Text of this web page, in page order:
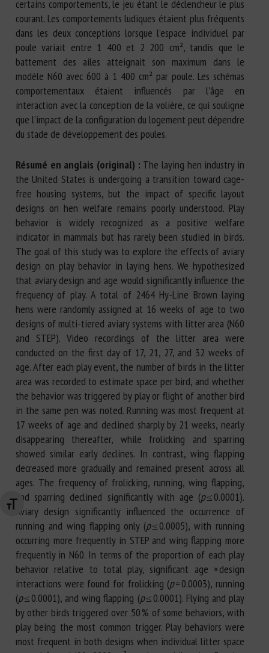
Changer la taille de la police
certains comportements, le jeu étant le déclencheur le plus
courant. Les comportements ludiques étaient plus fréquents
dans les deux conceptions lorsque l’espace individuel par
poule variait entre 1 400 et 2 200 cm², tandis que le
battement des ailes atteignait son maximum dans le
modèle N60 avec 600 à 1 400 cm² par poule. Les schémas
comportementaux étaient influencés par l’âge en
interaction avec la conception de la volière, ce qui souligne
que l’impact de la configuration du logement peut dépendre
du stade de développement des poules.
Résumé en anglais (original) : The laying hen industry in
the United States is undergoing a transition toward cage-
free housing systems, but the impact of specific layout
designs on hen welfare remains poorly understood. Play
behavior is widely recognized as a positive welfare
indicator in mammals but has rarely been studied in birds.
The goal of this study was to explore the effects of aviary
design on play behavior in laying hens. We hypothesized
that aviary design and age would significantly influence the
frequency of play. A total of 2464 Hy-Line Brown laying
hens were randomly assigned at 16 weeks of age to two
designs of multi-tiered aviary systems with litter area (N60
and STEP). Video recordings of the litter area were
conducted on the first day of 17, 21, 27, and 32 weeks of
age. After each play event, the number of birds in the litter
area was recorded to estimate space per bird, and whether
the behavior was triggered by play or flight of another bird
in the same pen was noted. Running was most frequent at
17 weeks of age and declined sharply by 21 weeks, nearly
disappearing thereafter, while frolicking and sparring
showed similar early declines. In contrast, wing flapping
decreased more gradually and remained present across all
ages. The frequency of frolicking, running, wing flapping,
and sparring declined significantly with age (p≤ 0.0001).
Aviary design significantly influenced the occurrence of
running and wing flapping only (p≤ 0.0005), with running
occurring more frequently in STEP and wing flapping more
frequently in N60. In terms of the proportion of each play
behavior relative to total play, significant age × design
interactions were found for frolicking (p= 0.0003), running
(p≤ 0.0001), and wing flapping (p≤ 0.0001). Flying and play
by other birds triggered over 50 % of some behaviors, with
play being the most common trigger. Play behaviors were
most frequent in both designs when individual litter space